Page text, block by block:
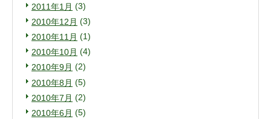
2011年1月 (3)
2010年12月 (3)
2010年11月 (1)
2010年10月 (4)
2010年9月 (2)
2010年8月 (5)
2010年7月 (2)
2010年6月 (5)